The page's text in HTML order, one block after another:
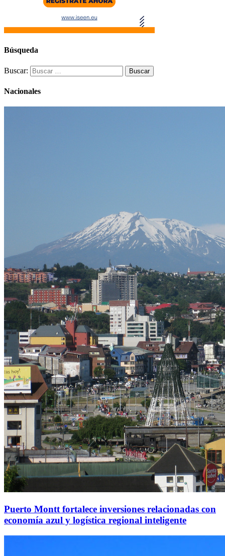
Búsqueda
Buscar:
Nacionales
Puerto Montt fortalece inversiones relacionadas con
economía azul y logística regional inteligente